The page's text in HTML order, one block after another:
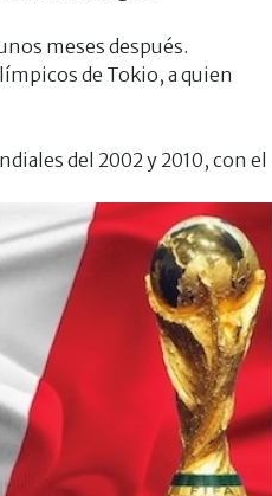
meses después.
de Tokio, a quien
del 2002 y 2010, con el